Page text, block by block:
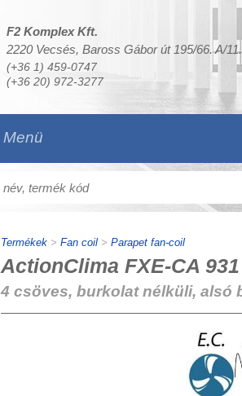
F2 Komplex Kft.
2220 Vecsés, Baross Gábor út 195/66. A/11.
(+36 1) 459-0747
(+36 20) 972-3277
Menü
Termékek> Fan coil> Parapet fan-coil
ActionClima FXE-CA
4 csöves, burkolat nélküli, alsó